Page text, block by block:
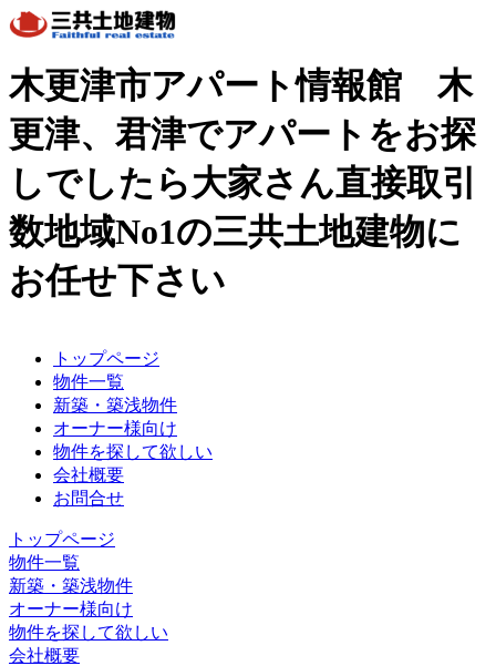
木更津市アパート情報館 木
更津、君津でアパートをお探
しでしたら大家さん直接取引
数地域No1の三共土地建物に
お任せ下さい
トップページ
物件一覧
新築・築浅物件
オーナー様向け
物件を探して欲しい
会社概要
お問合せ
トップページ
物件一覧
新築・築浅物件
オーナー様向け
物件を探して欲しい
会社概要